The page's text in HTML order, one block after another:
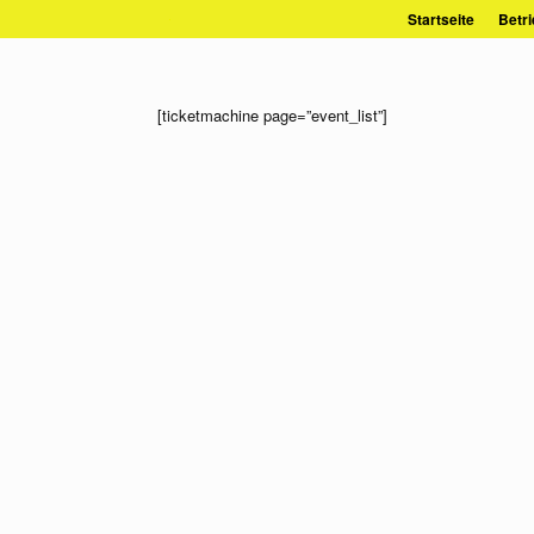
Inhalt
Startseite
[ticketmachine page=”event_list”]